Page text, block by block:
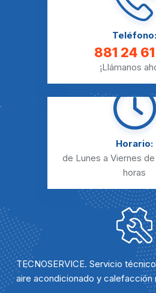
Teléfono:
881 24
¡Llámanos
Horario:
de Lunes a Viernes de
horas
TECNOSERVICE. Servicio
aire acondicionado y calefacción